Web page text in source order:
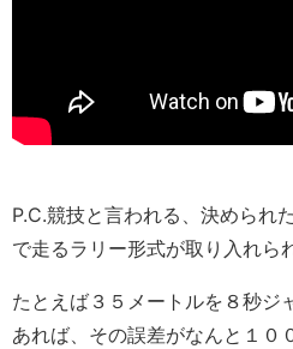
P.C.競技と言われる、決められ
で走るラリー形式が取り入れら
たとえば３５メートルを８秒ジ
あれば、その誤差がなんと１０